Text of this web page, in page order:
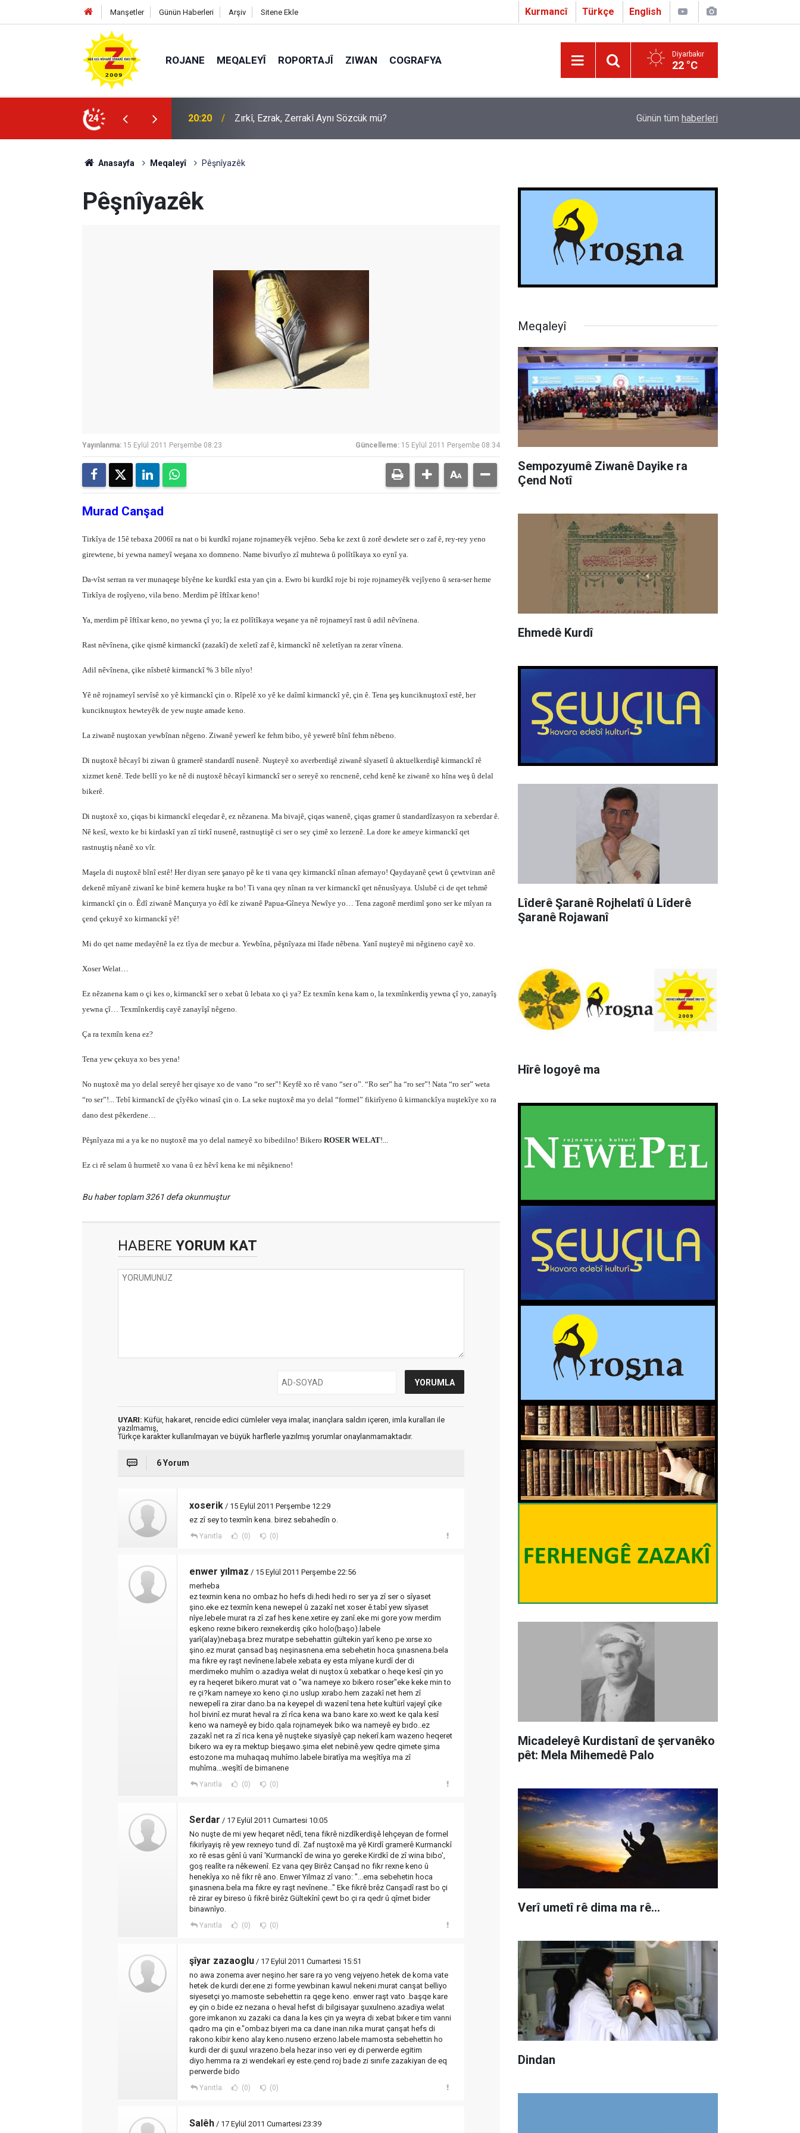
Manşetler Günün Haberleri Arşiv Sitene Ekle Kurmancî Türkçe English
ROJANE MEQALEYÎ ROPORTAJÎ ZIWAN COGRAFYA Diyarbakır
22 °C
24 09:56 Ji Zilma Partîzanan Nimûneyeka Piçûk Çapo 3. o Hîrakerde yê Ferhengê Zazakî-Tirkî
Günün tüm haberleri
Anasayfa Meqaleyî Pêşnîyazêk
Pêşnîyazêk
Yayınlanma: 15 Eylül 2011 Perşembe 08:23 Güncelleme: 15 Eylül 2011 Perşembe 08:34
Murad Canşad
Tirkîya de 15ê tebaxa 2006î ra nat o bi kurdkî rojane rojnameyêk vejêno. Seba ke zext û zorê dewlete ser o zaf ê, rey-rey yeno
girewtene, bi yewna nameyî weşana xo domneno. Name bivurîyo zî muhtewa û polîtîkaya xo eynî ya.
Da-vîst serran ra ver munaqeşe bîyêne ke kurdkî esta yan çin a. Ewro bi kurdkî roje bi roje rojnameyêk vejîyeno û sera-ser heme
Tirkîya de roşîyeno, vila beno. Merdim pê îftîxar keno!
Ya, merdim pê îftîxar keno, no yewna çî yo; la ez polîtîkaya weşane ya nê rojnameyî rast û adil nêvînena.
Rast nêvînena, çike qismê kirmanckî (zazakî) de xeletî zaf ê, kirmanckî nê xeletîyan ra zerar vînena.
Adil nêvînena, çike nîsbetê kirmanckî % 3 bîle nîyo!
Yê nê rojnameyî servîsê xo yê kirmanckî çin o. Rîpelê xo yê ke daîmî kirmanckî yê, çin ê. Tena şeş kunciknuştoxî estê, her
kunciknuştox hewteyêk de yew nuşte amade keno.
La ziwanê nuştoxan yewbînan nêgeno. Ziwanê yewerî ke fehm bibo, yê yewerê bînî fehm nêbeno.
Di nuştoxê hêcayî bi ziwan û gramerê standardî nusenê. Nuşteyê xo averberdişê ziwanê sîyasetî û aktuelkerdişê kirmanckî rê
xizmet kenê. Tede bellî yo ke nê di nuştoxê hêcayî kirmanckî ser o sereyê xo rencnenê, cehd kenê ke ziwanê xo hîna weş û delal
bikerê.
Di nuştoxê xo, çiqas bi kirmanckî eleqedar ê, ez nêzanena. Ma bivajê, çiqas wanenê, çiqas gramer û standardîzasyon ra xeberdar ê.
Nê kesî, wexto ke bi kirdaskî yan zî tirkî nusenê, rastnuştişê ci ser o sey çimê xo lerzenê. La dore ke ameye kirmanckî qet
rastnuştiş nêanê xo vîr.
Maşela di nuştoxê bînî estê! Her diyan sere şanayo pê ke ti vana qey kirmanckî nînan afernayo! Qaydayanê çewt û çewtviran anê
dekenê mîyanê ziwanî ke binê kemera huşke ra bo! Ti vana qey nînan ra ver kirmanckî qet nênusîyaya. Uslubê ci de qet tehmê
kirmanckî çin o. Êdî ziwanê Mançurya yo êdî ke ziwanê Papua-Gîneya Newîye yo… Tena zagonê merdimî şono ser ke mîyan ra
çend çekuyê xo kirmanckî yê!
Mi do qet name medayênê la ez tîya de mecbur a. Yewbîna, pêşnîyaza mi îfade nêbena. Yanî nuşteyê mi nêgineno cayê xo.
Xoser Welat…
Ez nêzanena kam o çi kes o, kirmanckî ser o xebat û lebata xo çi ya? Ez texmîn kena kam o, la texmînkerdiş yewna çî yo, zanayîş
yewna çî… Texmînkerdiş cayê zanayîşî nêgeno.
Ça ra texmîn kena ez?
Tena yew çekuya xo bes yena!
No nuştoxê ma yo delal sereyê her qisaye xo de vano “ro ser”! Keyfê xo rê vano “ser o”. “Ro ser” ha “ro ser”! Nata “ro ser” weta
“ro ser”!... Tebî kirmanckî de çîyêko winasî çin o. La seke nuştoxê ma yo delal “formel” fikirîyeno û kirmanckîya nuştekîye xo ra
dano dest pêkerdene…
Pêşnîyaza mi a ya ke no nuştoxê ma yo delal nameyê xo bibedilno! Bikero ROSER WELAT!...
Ez ci rê selam û hurmetê xo vana û ez hêvî kena ke mi nêşikneno!
Bu haber toplam 3261 defa okunmuştur
HABERE YORUM KAT
UYARI: Küfür, hakaret, rencide edici cümleler veya imalar, inançlara saldırı içeren, imla kuralları ile
yazılmamış,
Türkçe karakter kullanılmayan ve büyük harflerle yazılmış yorumlar onaylanmamaktadır.
6 Yorum
xoserik / 15 Eylül 2011 Perşembe 12:29
ez zî sey to texmîn kena. birez sebahedîn o.
Yanıtla (0) (0)
enwer yılmaz / 15 Eylül 2011 Perşembe 22:56
merheba
ez texmin kena no ombaz ho hefs di.hedi hedi ro ser ya zî ser o sîyaset
şino.eke ez texmîn kena newepel û zazakî net xoser ê.tabî yew sîyaset
nîye.lebele murat ra zî zaf hes kene.xetire ey zanî.eke mi gore yow merdim
eşkeno rexne bikero.rexnekerdiş çiko holo(başo).labele
yarî(alay)nebaşa.brez muratpe sebehattin gültekin yarî keno.pe xırse xo
şino.ez murat çansad baş neşinasnena.ema sebehetin hoca şınasnena.bela
ma fıkre ey raşt nevînene.labele xebata ey esta mîyane kurdî der di
merdimeko muhîm o.azadiya welat di nuştox û xebatkar o.heqe kesî çin yo
ey ra heqeret bikero.murat vat o "wa nameye xo bikero roser"eke keke min to
re çi?kam nameye xo keno çi.no uslup xırabo.hem zazakî net hem zî
newepelî ra zirar dano.ba na keyepel di wazenî tena hete kultürî vajeyî çike
hol bivinî.ez murat heval ra zî rîca kena wa bano kare xo.wext ke qala kesî
keno wa nameyê ey bido.qala rojnameyek bıko wa nameyê ey bıdo..ez
zazakî net ra zî rica kena yê nuşteke siyasîyê çap nekerî.kam wazeno heqeret
bikero wa ey ra mektup bieşawo.şima elet nebinê.yew qedre qimete şima
estozone ma muhaqaq muhîmo.labele biratîya ma weşîtîya ma zî
muhîma...weşîtî de bimanene
Yanıtla (0) (0)
Serdar / 17 Eylül 2011 Cumartesi 10:05
No nuşte de mi yew heqaret nêdî, tena fikrê nizdîkerdişê lehçeyan de formel
fikirîyayiş rê yew rexneyo tund dî. Zaf nuştoxê ma yê Kirdî gramerê Kurmanckî
xo rê esas gênî û vanî 'Kurmanckî de wina yo gereke Kirdkî de zî wina bibo',
goş realîte ra nêkewenî. Ez vana qey Birêz Canşad no fikr rexne keno û
henekîya xo nê fikr rê ano. Enwer Yilmaz zî vano: "...ema sebehetin hoca
şınasnena.bela ma fıkre ey raşt nevînene..." Eke fikrê brêz Canşadî rast bo çi
rê zirar ey bireso û fikrê birêz Gültekînî çewt bo çi ra qedr û qîmet bider
binawnîyo.
Yanıtla (0) (0)
şîyar zazaoglu / 17 Eylül 2011 Cumartesi 15:51
no awa zonema aver neşino.her sare ra yo veng vejyeno.hetek de koma vate
hetek de kurdi der.ene zi forme yewbinan kawul nekeni.murat canşat belliyo
siyesetçi yo.mamoste sebehettin ra qege keno. enwer raşt vato .başqe kare
ey çin o.bide ez nezana o heval hefst di bilgisayar şuxulneno.azadiya welat
gore imkanon xu zazaki ca dana.la kes çin ya weyra di xebat bıker.e tim vanni
qadro ma çin e."ombaz biyeri ma ca dane inan.nika murat çanşat hefs di
rakono.kibir keno alay keno.nuseno erzeno.labele mamosta sebehettin ho
kurdi der di şuxul vırazeno.bela hezar inso veri ey di perwerde egitim
diyo.hemma ra zi wendekarî ey este.çend roj bade zi sınıfe zazakiyan de eq
perwerde bido
Yanıtla (0) (0)
Salêh / 17 Eylül 2011 Cumartesi 23:39
Meqaleyî
Sempozyumê Ziwanê Dayike ra
Çend Notî
Ehmedê Kurdî
Lîderê Şaranê Rojhelatî û Lîderê
Şaranê Rojawanî
Hîrê logoyê ma
Micadeleyê Kurdistanî de şervanêko
pêt: Mela Mihemedê Palo
Verî umetî rê dima ma rê…
Dindan